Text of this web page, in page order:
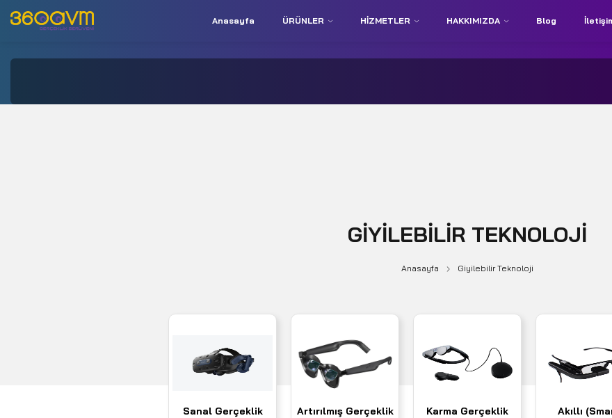
İletişim: +90 850 532 9312
Anasayfa ÜRÜNLER HIZMETLER HAKKIMIZDA Blog
GIYILEBILIR TEKNOLOJI
Anasayfa Giyilebilir Teknoloji
Sanal Gerçeklik
Artırılmış Gerçeklik
Karma Gerçeklik
Akıllı